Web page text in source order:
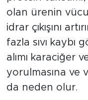
olan ürenin
idrar çıkışını
fazla sıvı kaybı
alımı karaciğer
yorulmasına ve
da neden olur.